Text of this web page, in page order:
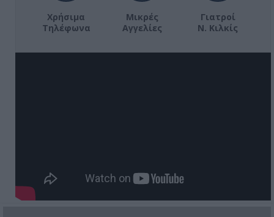
Χρήσιμα
Τηλέφωνα
Μικρές
Αγγελίες
Γιατροί
Ν. Κιλκίς